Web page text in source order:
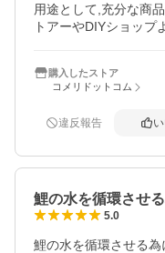
用途として,充分な商
トアーやDIYショップ
購入したストア
コメリドットコム
違反報告
鯉の水を循環させ
5.0
鯉の水を循環させる